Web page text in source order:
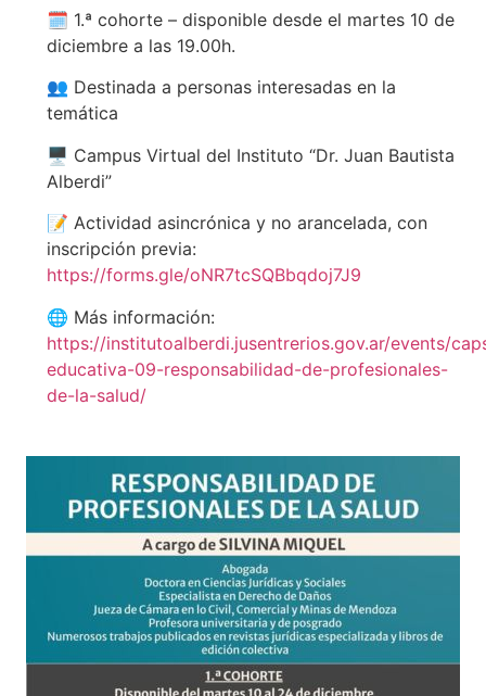
🗓️ 1.ª cohorte – disponible desde el martes 10 de
diciembre a las 19.00h.
👥 Destinada a personas interesadas en la
temática
🖥️ Campus Virtual del Instituto “Dr. Juan Bautista
Alberdi”
📝 Actividad asincrónica y no arancelada, con
inscripción previa:
https://forms.gle/oNR7tcSQBbqdoj7J9
🌐 Más información:
https://institutoalberdi.jusentrerios.gov.ar/events/
educativa-09-responsabilidad-de-profesionales-
de-la-salud/